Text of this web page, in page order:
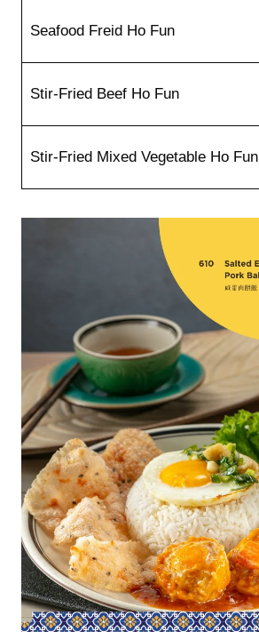
Seafood Freid Ho Fun
Stir-Fried Beef Ho Fun
Stir-Fried Mixed Vegetable Ho Fun